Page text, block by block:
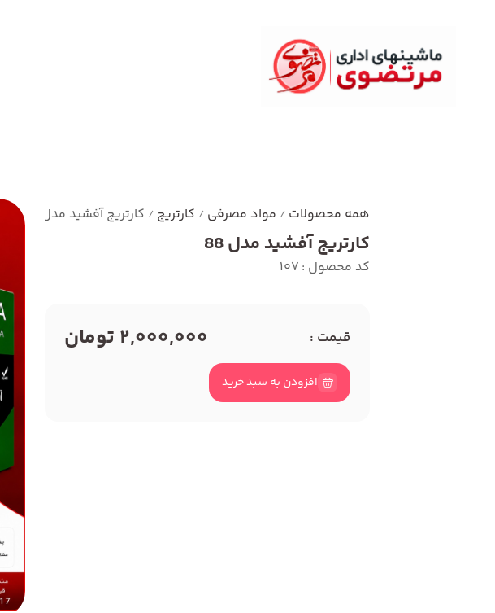
همه محصولات / مواد مصرفی / کارتریج / کارتریج آفشید مدل 88
کارتریج آفشید مدل 88
کد محصول : 107
قیمت : 2,000,000 تومان
افزودن به سبد خرید